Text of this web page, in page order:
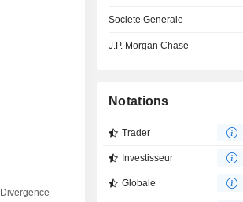
Divergence
Divergence
Societe Generale
J.P. Morgan Chase
Notations
Trader
Investisseur
Globale